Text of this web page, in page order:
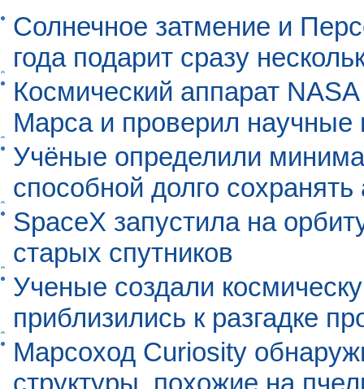
Солнечное затмение и
года подарит сразу
Космический аппарат
Марса и проверил научные
Учёные определили
способной долго
SpaceX запустила на
старых спутников
Ученые создали
приблизились к разгадке
Марсоход Curiosity
структуры, похожие на